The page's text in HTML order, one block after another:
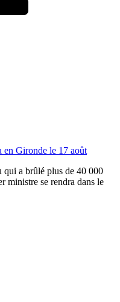
en Gironde le 17 août
qui a brûlé plus de 40 000
ministre se rendra dans le